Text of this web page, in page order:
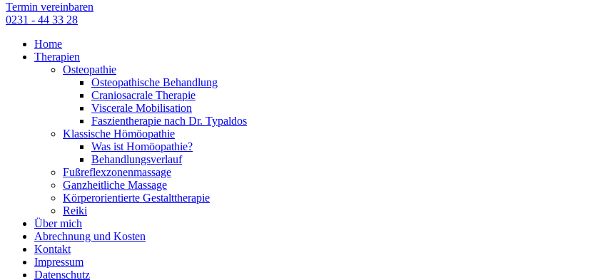
Termin vereinbaren
0231 - 44 33 28
Home
Therapien
Osteopathie
Osteopathische Behandlung
Craniosacrale Therapie
Viscerale Mobilisation
Faszientherapie nach Dr. Typaldos
Klassische Hömöopathie
Was ist Homöopathie?
Behandlungsverlauf
Fußreflexzonenmassage
Ganzheitliche Massage
Körperorientierte Gestalttherapie
Reiki
Über mich
Abrechnung und Kosten
Kontakt
Impressum
Datenschutz